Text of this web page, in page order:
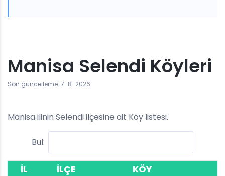
Manisa Selendi Köyleri
Son güncelleme: 7-8-2026
Manisa ilinin Selendi ilçesine ait Köy listesi.
Bul:
İL İLÇE KÖY